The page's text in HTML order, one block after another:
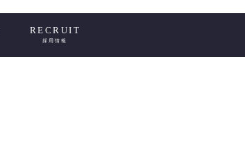
RECRUIT
採用情報